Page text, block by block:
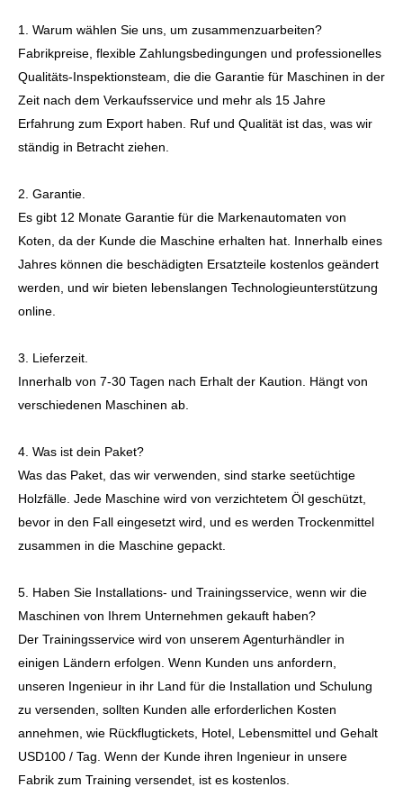
1. Warum wählen Sie uns, um zusammenzuarbeiten?
Fabrikpreise, flexible Zahlungsbedingungen und professionelles
Qualitäts-Inspektionsteam, die die Garantie für Maschinen in der
Zeit nach dem Verkaufsservice und mehr als 15 Jahre
Erfahrung zum Export haben. Ruf und Qualität ist das, was wir
ständig in Betracht ziehen.
2. Garantie.
Es gibt 12 Monate Garantie für die Markenautomaten von
Koten, da der Kunde die Maschine erhalten hat. Innerhalb eines
Jahres können die beschädigten Ersatzteile kostenlos geändert
werden, und wir bieten lebenslangen Technologieunterstützung
online.
3. Lieferzeit.
Innerhalb von 7-30 Tagen nach Erhalt der Kaution. Hängt von
verschiedenen Maschinen ab.
4. Was ist dein Paket?
Was das Paket, das wir verwenden, sind starke seetüchtige
Holzfälle. Jede Maschine wird von verzichtetem Öl geschützt,
bevor in den Fall eingesetzt wird, und es werden Trockenmittel
zusammen in die Maschine gepackt.
5. Haben Sie Installations- und Trainingsservice, wenn wir die
Maschinen von Ihrem Unternehmen gekauft haben?
Der Trainingsservice wird von unserem Agenturhändler in
einigen Ländern erfolgen. Wenn Kunden uns anfordern,
unseren Ingenieur in ihr Land für die Installation und Schulung
zu versenden, sollten Kunden alle erforderlichen Kosten
annehmen, wie Rückflugtickets, Hotel, Lebensmittel und Gehalt
USD100 / Tag. Wenn der Kunde ihren Ingenieur in unsere
Fabrik zum Training versendet, ist es kostenlos.